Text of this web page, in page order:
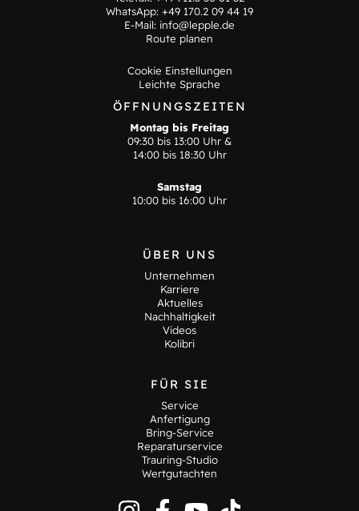
WhatsApp: +49 170.2 09 44 19
E-Mail: info@lepple.de
Route planen
Cookie Einstellungen
Leichte Sprache
ÖFFNUNGSZEITEN
Montag bis Freitag
09:30 bis 13:00 Uhr &
14:00 bis 18:30 Uhr
Samstag
10:00 bis 16:00 Uhr
ÜBER UNS
Unternehmen
Karriere
Aktuelles
Nachhaltigkeit
Videos
Kolibri
FÜR SIE
Service
Anfertigung
Bring-Service
Reparaturservice
Trauring-Studio
Wertgutachten